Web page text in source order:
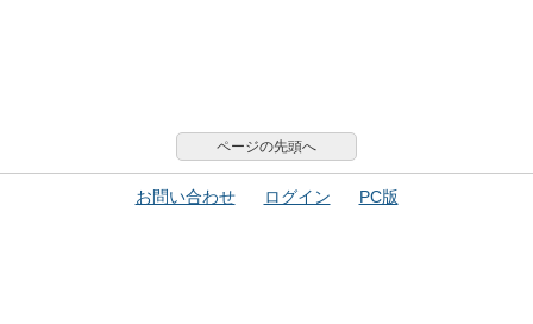
ページの先頭へ
お問い合わせ ログイン PC版